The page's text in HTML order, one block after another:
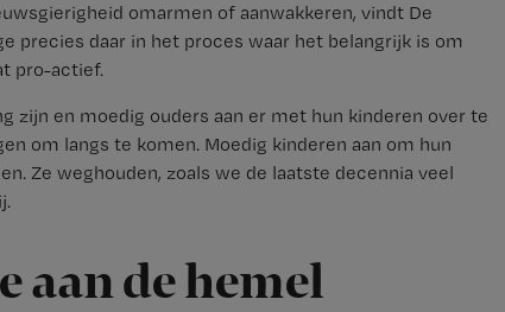
omarmen of aanwakkeren, vindt De
precies daar in het proces waar het belangrijk is om
pro-actief.
zijn en moedig ouders aan er met hun kinderen over te
om langs te komen. Moedig kinderen aan om hun
Ze weghouden, zoals we de laatste decennia veel
aan de hemel